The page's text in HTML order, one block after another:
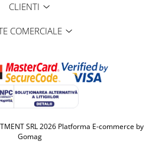
CLIENTI
COMERCIALE
SRL 2026 Platforma E-commerce by
Gomag